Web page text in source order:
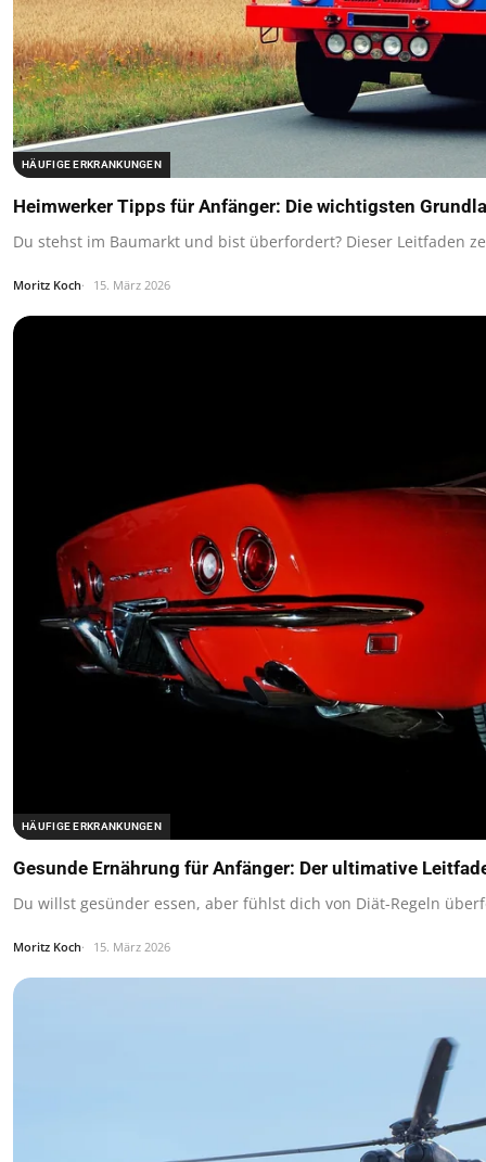
HÄUFIGE ERKRANKUNGEN
Heimwerker Tipps für Anfänger: Die wichtigsten
Du stehst im Baumarkt und bist überfordert? Dieser Leitfaden
Moritz Koch 15. März 2026
HÄUFIGE ERKRANKUNGEN
Gesunde Ernährung für Anfänger: Der ultimative
Du willst gesünder essen, aber fühlst dich von Diät-Regeln
Moritz Koch 15. März 2026